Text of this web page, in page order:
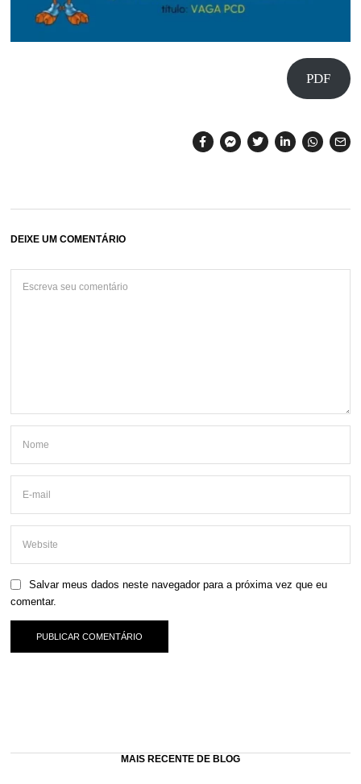
PDF
DEIXE UM COMENTÁRIO
Salvar meus dados neste navegador para a próxima vez que eu
comentar.
MAIS RECENTE DE BLOG